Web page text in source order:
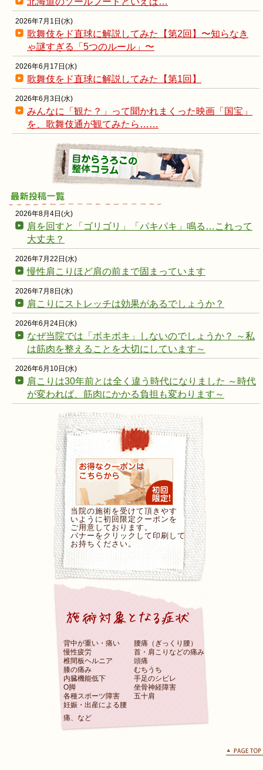
2026年7月1日(水)
歌舞伎をド直球に解説してみた【第2回】〜知らなき
ゃ謎すぎる「5つのルール」〜
2026年6月17日(水)
歌舞伎をド直球に解説してみた【第1回】
2026年6月3日(水)
みんなに「観た？」って聞かれまくった映画「国宝」
を、歌舞伎通が観てみたら……
2026年8月4日(火)
肩を回すと「ゴリゴリ」「パキパキ」鳴る…これって
大丈夫？
2026年7月22日(水)
慢性肩こりほど肩の前まで固まっています
2026年7月8日(水)
肩こりにストレッチは効果があるでしょうか？
2026年6月24日(水)
なぜ当院では「ボキボキ」しないのでしょうか？ ～私
は筋肉を整えることを大切にしています～
2026年6月10日(水)
肩こりは30年前とは全く違う時代になりました ～時代
が変われば、筋肉にかかる負担も変わります～
当院の施術を受けて頂きやす
いように初回限定クーポンを
ご用意しております。
バナーをクリックして印刷して
お持ちください。
背中が重い・痛い
腰痛（ぎっくり腰）
慢性疲労
首・肩こりなどの痛み
椎間板ヘルニア
頭痛
膝の痛み
むちうち
内臓機能低下
手足のシビレ
O脚
坐骨神経障害
各種スポーツ障害
五十肩
妊娠・出産による腰
痛、など